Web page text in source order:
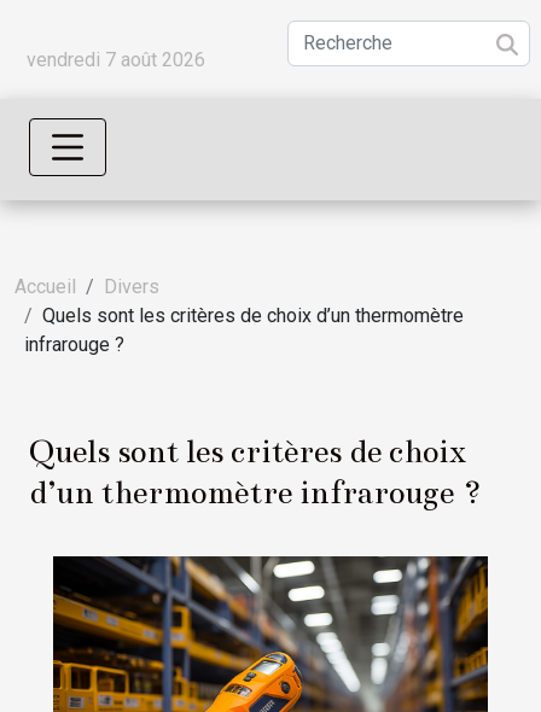
vendredi 7 août 2026
Accueil
Divers
Quels sont les critères de choix d’un thermomètre
infrarouge ?
Quels sont les critères de choix
d’un thermomètre infrarouge ?